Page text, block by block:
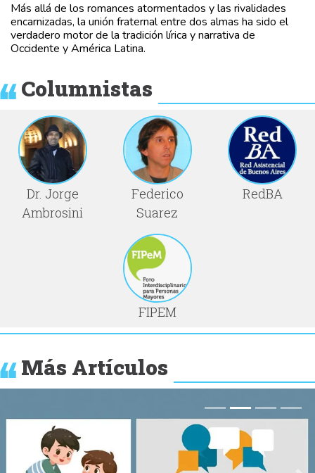
Más allá de los romances atormentados y las rivalidades
encarnizadas, la unión fraternal entre dos almas ha sido el
verdadero motor de la tradición lírica y narrativa de
Occidente y América Latina.
Columnistas
Dr. Jorge
Ambrosini
Federico
Suarez
RedBA
FIPEM
Más Artículos